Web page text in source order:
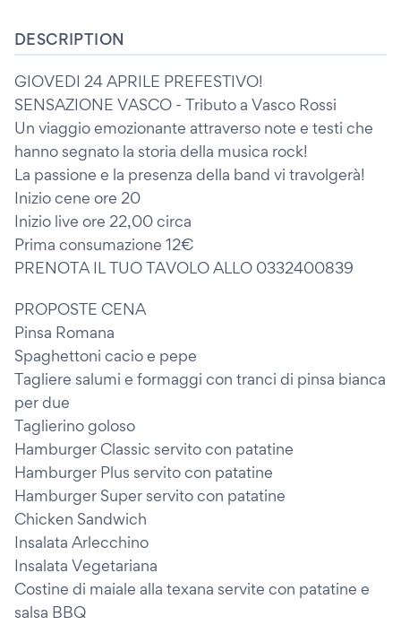
DESCRIPTION
GIOVEDI 24 APRILE PREFESTIVO!
SENSAZIONE VASCO - Tributo a Vasco Rossi
Un viaggio emozionante attraverso note e testi che
hanno segnato la storia della musica rock!
La passione e la presenza della band vi travolgerà!
Inizio cene ore 20
Inizio live ore 22,00 circa
Prima consumazione 12€
PRENOTA IL TUO TAVOLO ALLO 0332400839
PROPOSTE CENA
Pinsa Romana
Spaghettoni cacio e pepe
Tagliere salumi e formaggi con tranci di pinsa bianca
per due
Taglierino goloso
Hamburger Classic servito con patatine
Hamburger Plus servito con patatine
Hamburger Super servito con patatine
Chicken Sandwich
Insalata Arlecchino
Insalata Vegetariana
Costine di maiale alla texana servite con patatine e
salsa BBQ